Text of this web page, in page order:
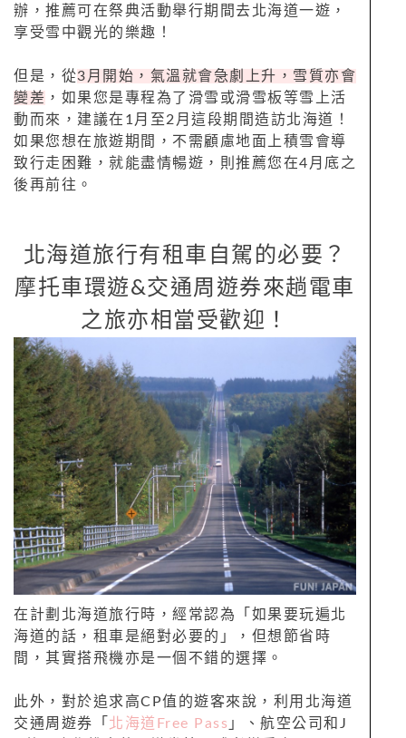
辦，推薦可在祭典活動舉行期間去北海道一遊，
享受雪中觀光的樂趣！
但是，從3月開始，氣溫就會急劇上升，雪質亦會
變差 ，如果您是專程為了滑雪或滑雪板等雪上活
動而來，建議在1月至2月這段期間造訪北海道！
如果您想在旅遊期間，不需顧慮地面上積雪會導
致行走困難，就能盡情暢遊，則推薦您在4月底之
後再前往。
北海道旅行有租車自駕的必要？
摩托車環遊&交通周遊券來趟電車
之旅亦相當受歡迎！
在計劃北海道旅行時，經常認為「如果要玩遍北
海道的話，租車是絕對必要的」，但想節省時
間，其實搭飛機亦是一個不錯的選擇。
此外，對於追求高CP值的遊客來說，利用北海道
交通周遊券「 北海道Free Pass 」、航空公司和J